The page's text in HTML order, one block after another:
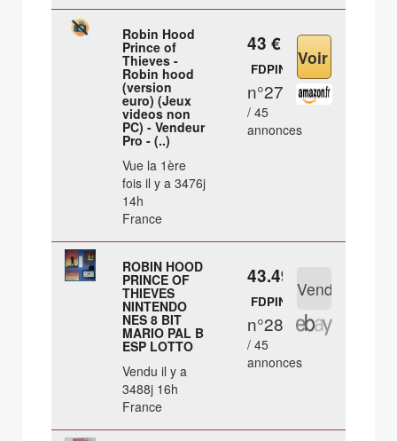
Robin Hood
Prince of
Thieves -
Robin hood
(version
euro) (Jeux
videos non
PC) - Vendeur
Pro - (..)
Vue la 1ère
fois il y a 3476j
14h
France
43 €
FDPIN
n°27
/ 45
annonces
ROBIN HOOD
PRINCE OF
THIEVES
NINTENDO
NES 8 BIT
MARIO PAL B
ESP LOTTO
Vendu il y a
3488j 16h
France
43.49 €
FDPIN
n°28
/ 45
annonces